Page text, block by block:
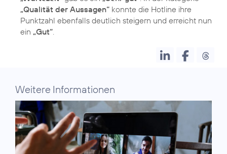
„Qualität der Aussagen“ konnte die Hotline ihre
Punktzahl ebenfalls deutlich steigern und erreicht nun
ein „Gut“
Weitere Informationen